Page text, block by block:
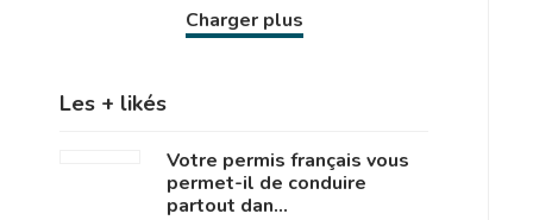
Charger plus
Les + likés
Votre permis français vous
permet-il de conduire
partout dan...